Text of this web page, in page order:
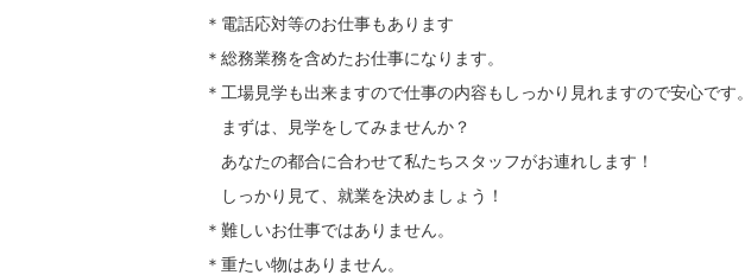
＊電話応対等のお仕事もあります
＊総務業務を含めたお仕事になります。
＊工場見学も出来ますので仕事の内容もしっかり見れますので安心です。
まずは、見学をしてみませんか？
あなたの都合に合わせて私たちスタッフがお連れします！
しっかり見て、就業を決めましょう！
＊難しいお仕事ではありません。
＊重たい物はありません。